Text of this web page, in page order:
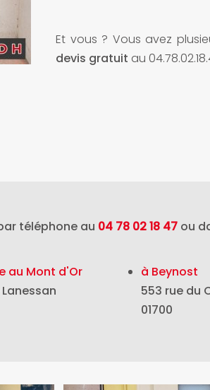
Et vous ? Vous avez
devis gratuit au
téléphone au 04 78 02 18 47 ou
au Mont d'Or
à Beynost
553 rue du
01700